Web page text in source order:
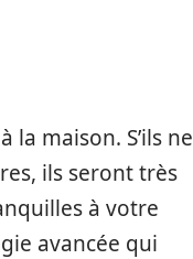
maison. S’ils ne
ils seront très
à votre
avancée qui